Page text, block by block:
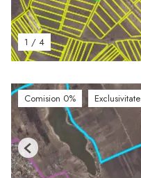
1 / 4
Comision 0% Exclusivitate
Previous